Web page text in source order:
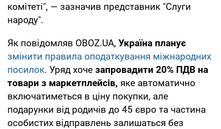
комітеті", — зазначив представник "Слуги
народу".
Як повідомляв OBOZ.UA, Україна планує
змінити правила оподаткування міжнародних
посилок. Уряд хоче запровадити 20% ПДВ на
товари з маркетплейсів, яке автоматично
включатиметься в ціну покупки, але
подарунки від родичів до 45 євро та частина
особистих відправлень залишаться без